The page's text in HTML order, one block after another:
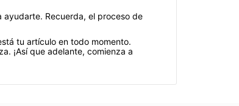
ayudarte. Recuerda, el proceso de
tu artículo en todo momento.
¡Así que adelante, comienza a